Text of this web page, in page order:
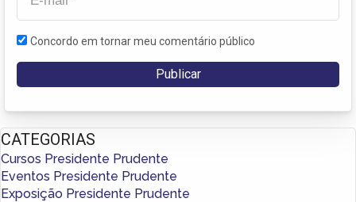
Concordo em tornar meu comentário público
CATEGORIAS
Cursos Presidente Prudente
Eventos Presidente Prudente
Exposição Presidente Prudente